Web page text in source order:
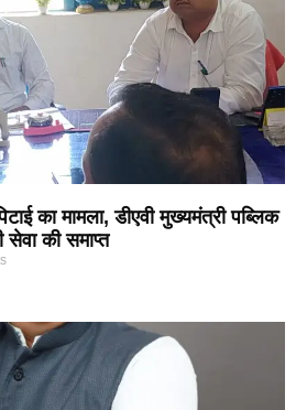
का मामला, डीएवी मुख्यमंत्री पब्लिक
की समाप्त